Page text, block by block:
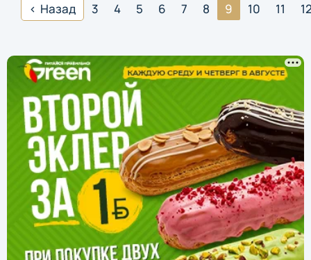
Назад 3 4 5 6 7 8 9 10 11